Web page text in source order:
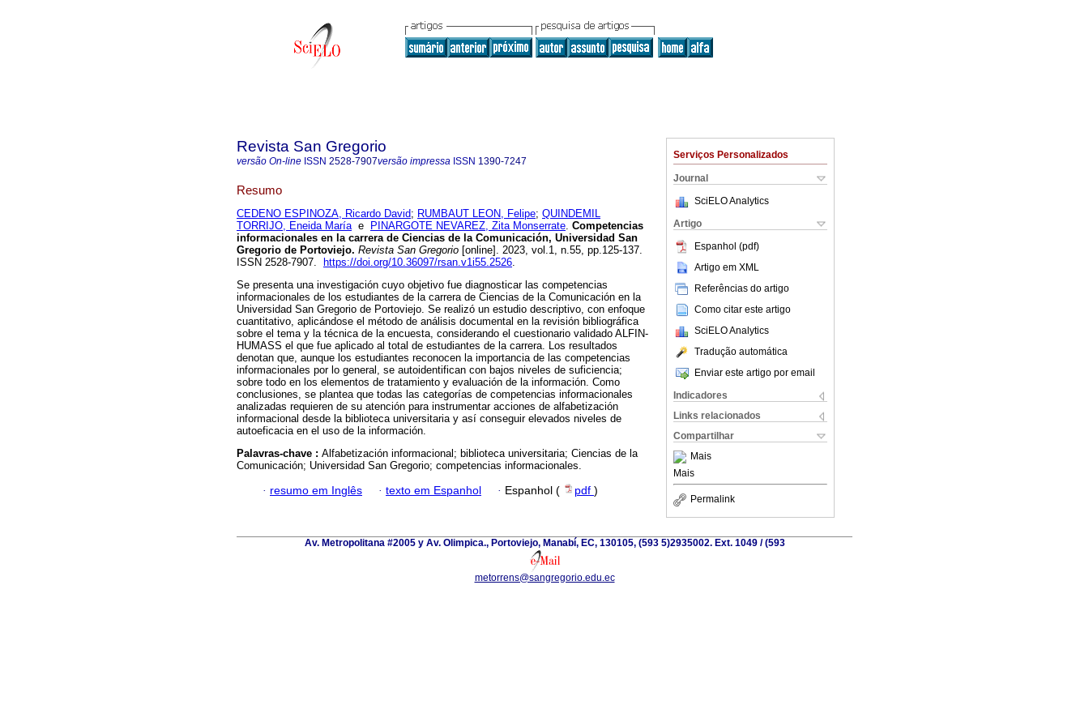
Serviços Personalizados
Journal
SciELO Analytics
Artigo
Espanhol (pdf)
Artigo em XML
Referências do artigo
Como citar este artigo
SciELO Analytics
Tradução automática
Enviar este artigo por email
Indicadores
Links relacionados
Compartilhar
Mais
Mais
Permalink
Revista San Gregorio
versão On-line ISSN 2528-7907versão impressa ISSN 1390-7247
Resumo
CEDENO ESPINOZA, Ricardo David; RUMBAUT LEON, Felipe; QUINDEMIL
TORRIJO, Eneida Maríae PINARGOTE NEVAREZ, Zita Monserrate. Competencias
informacionales en la carrera de Ciencias de la Comunicación, Universidad San
Gregorio de Portoviejo. Revista San Gregorio [online]. 2023, vol.1, n.55, pp.125-137.
ISSN 2528-7907.
https://doi.org/10.36097/rsan.v1i55.2526.
Se presenta una investigación cuyo objetivo fue diagnosticar las competencias
informacionales de los estudiantes de la carrera de Ciencias de la Comunicación en la
Universidad San Gregorio de Portoviejo. Se realizó un estudio descriptivo, con enfoque
cuantitativo, aplicándose el método de análisis documental en la revisión bibliográfica
sobre el tema y la técnica de la encuesta, considerando el cuestionario validado ALFIN-
HUMASS el que fue aplicado al total de estudiantes de la carrera. Los resultados
denotan que, aunque los estudiantes reconocen la importancia de las competencias
informacionales por lo general, se autoidentifican con bajos niveles de suficiencia;
sobre todo en los elementos de tratamiento y evaluación de la información. Como
conclusiones, se plantea que todas las categorías de competencias informacionales
analizadas requieren de su atención para instrumentar acciones de alfabetización
informacional desde la biblioteca universitaria y así conseguir elevados niveles de
autoeficacia en el uso de la información.
Palavras-chave : Alfabetización informacional; biblioteca universitaria; Ciencias de la
Comunicación; Universidad San Gregorio; competencias informacionales.
· resumo em Inglês · texto em Espanhol · Espanhol ( pdf )
Av. Metropolitana #2005 y Av. Olimpica., Portoviejo, Manabí, EC, 130105, (593 5)2935002. Ext. 1049 / (593
metorrens@sangregorio.edu.ec